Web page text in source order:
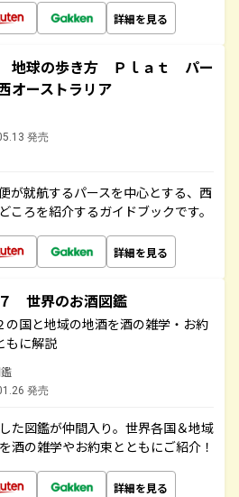
詳細を見る
地球の歩き方 Ｐｌａｔ パー
オーストラリア
発売
が就航するパースを中心とする、西
ころを紹介するガイドブックです。
詳細を見る
世界のお酒図鑑
の国と地域の地酒を酒の雑学・お約
もに解説
発売
た図鑑が仲間入り。世界各国＆地域
酒の雑学やお約束とともにご紹介！
詳細を見る